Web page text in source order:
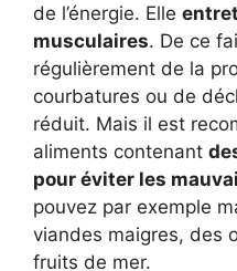
de l’énergie. Elle
musculaires. De ce
régulièrement de la
courbatures ou de
réduit. Mais il est
aliments contenant
pour éviter les
pouvez par exemple
viandes maigres, des
fruits de mer.